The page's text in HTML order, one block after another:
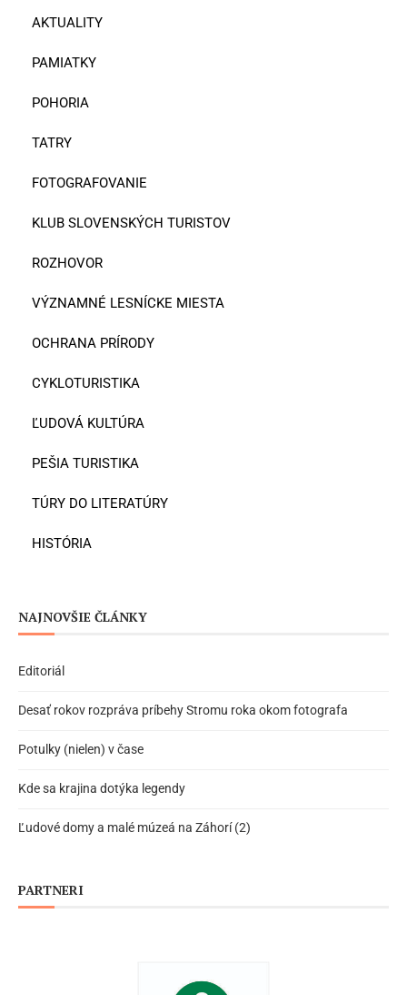
AKTUALITY
PAMIATKY
POHORIA
TATRY
FOTOGRAFOVANIE
KLUB SLOVENSKÝCH TURISTOV
ROZHOVOR
VÝZNAMNÉ LESNÍCKE MIESTA
OCHRANA PRÍRODY
CYKLOTURISTIKA
ĽUDOVÁ KULTÚRA
PEŠIA TURISTIKA
TÚRY DO LITERATÚRY
HISTÓRIA
NAJNOVŠIE ČLÁNKY
Editoriál
Desať rokov rozpráva príbehy Stromu roka okom fotografa
Potulky (nielen) v čase
Kde sa krajina dotýka legendy
Ľudové domy a malé múzeá na Záhorí (2)
PARTNERI